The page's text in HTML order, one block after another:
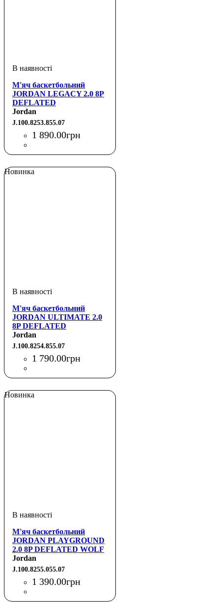
М'яч баскетбольний
JORDAN LEGACY 2.0 8P
DEFLATED
AMBER/BLACK/METALLIC
SILVER/BLACK 07
Jordan
J.100.8253.855.07
1 890.00грн
Новинка
М'яч баскетбольний
JORDAN ULTIMATE 2.0
8P DEFLATED
AMBER/BLACK/METALLIC
SILVER/BLACK 07
Jordan
J.100.8254.855.07
1 790.00грн
Новинка
М'яч баскетбольний
JORDAN PLAYGROUND
2.0 8P DEFLATED WOLF
GREY/BLACK/WHITE/VARSITY
RED 07
Jordan
J.100.8255.055.07
1 390.00грн